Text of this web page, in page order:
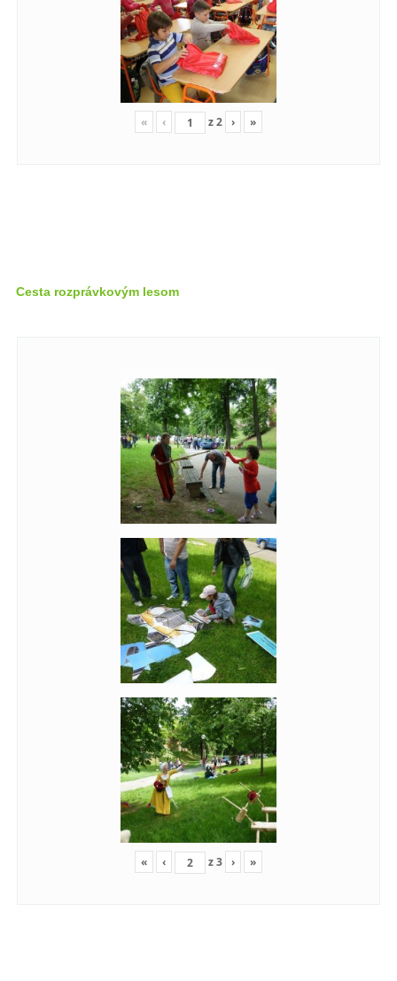
« ‹ z2 › »
Cesta rozprávkovým lesom
« ‹ z3 › »